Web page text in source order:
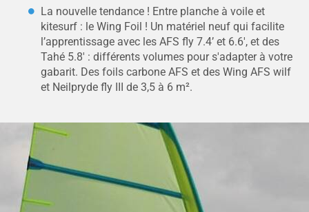
La nouvelle tendance ! Entre planche à voile et
kitesurf : le Wing Foil ! Un matériel neuf qui facilite
l’apprentissage avec les AFS fly 7.4’ et 6.6', et des
Tahé 5.8' : différents volumes pour s'adapter à votre
gabarit. Des foils carbone AFS et des Wing AFS wilf
et Neilpryde fly III de 3,5 à 6 m².